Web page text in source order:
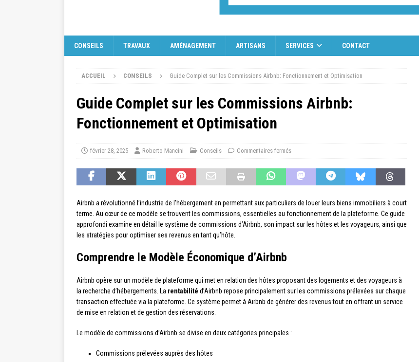
CONSEILS TRAVAUX AMÉNAGEMENT ARTISANS SERVICES CONTACT
ACCUEIL CONSEILS Guide Complet sur les Commissions Airbnb: Fonctionnement et Optimisation
Guide Complet sur les Commissions Airbnb:
Fonctionnement et Optimisation
février 28, 2025 Roberto Mancini Conseils Commentaires fermés
Airbnb a révolutionné l’industrie de l’hébergement en permettant aux particuliers de louer leurs biens immobiliers à court
terme. Au cœur de ce modèle se trouvent les commissions, essentielles au fonctionnement de la plateforme. Ce guide
approfondi examine en détail le système de commissions d’Airbnb, son impact sur les hôtes et les voyageurs, ainsi que
les stratégies pour optimiser ses revenus en tant qu’hôte.
Comprendre le Modèle Économique d’Airbnb
Airbnb opère sur un modèle de plateforme qui met en relation des hôtes proposant des logements et des voyageurs à
la recherche d’hébergements. La rentabilité d’Airbnb repose principalement sur les commissions prélevées sur chaque
transaction effectuée via la plateforme. Ce système permet à Airbnb de générer des revenus tout en offrant un service
de mise en relation et de gestion des réservations.
Le modèle de commissions d’Airbnb se divise en deux catégories principales :
Commissions prélevées auprès des hôtes